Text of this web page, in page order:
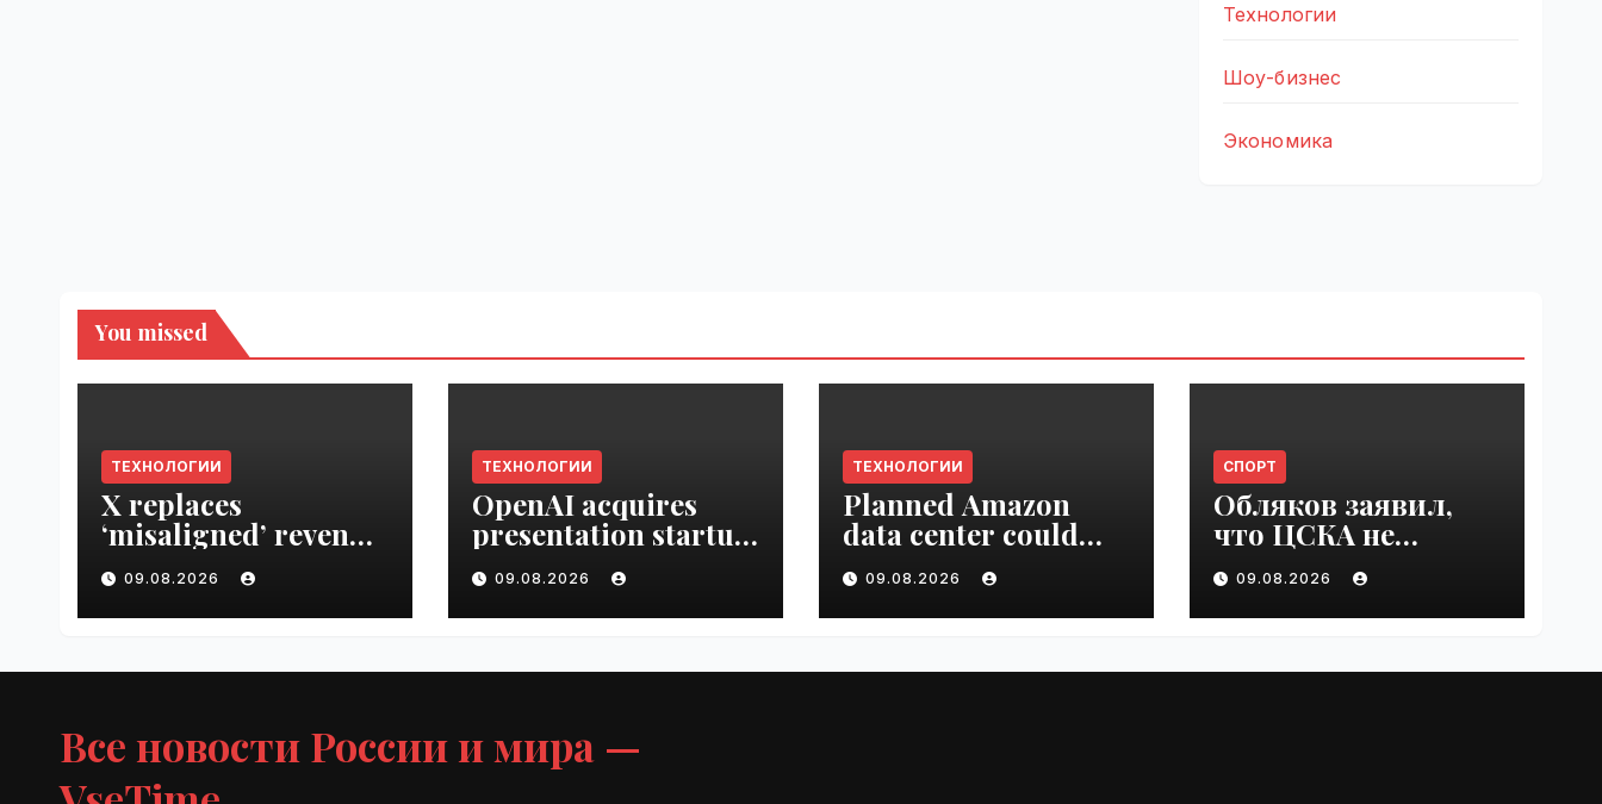
Технологии
Шоу-бизнес
Экономика
You missed
ТЕХНОЛОГИИ
X replaces
‘misaligned’ revenue
sharing program
with Original
Content Rewards |
09.08.2026
ТЕХНОЛОГИИ
OpenAI acquires
presentation startup
NextSlide |
VseTime.ru
09.08.2026
ТЕХНОЛОГИИ
Planned Amazon
data center could
become the biggest
climate polluter in
the U.S. | VseTime.ru
09.08.2026
СПОРТ
Обляков заявил,
что ЦСКА не
хватает Акинфеева
| VseTime.ru
09.08.2026
Все новости России и мира —